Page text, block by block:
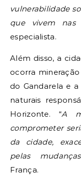
vulnerabilidade
que vivem nas
especialista.
Além disso, a
ocorra
do Gandarela e
naturais
Horizonte. “A
comprometer
da cidade,
pelas
França.